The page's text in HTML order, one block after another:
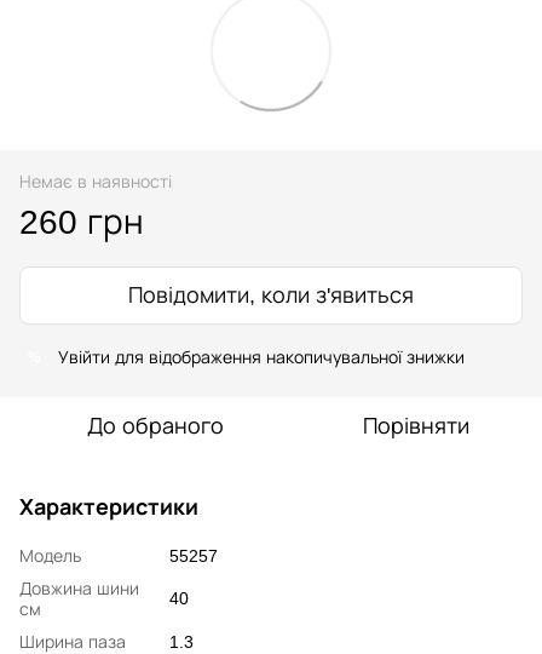
Немає в наявності
260 грн
Повідомити, коли з'явиться
Увійти для відображення накопичувальної знижки
До обраного Порівняти
Характеристики
Модель
55257
Довжина шини
см
40
Ширина паза
1.3